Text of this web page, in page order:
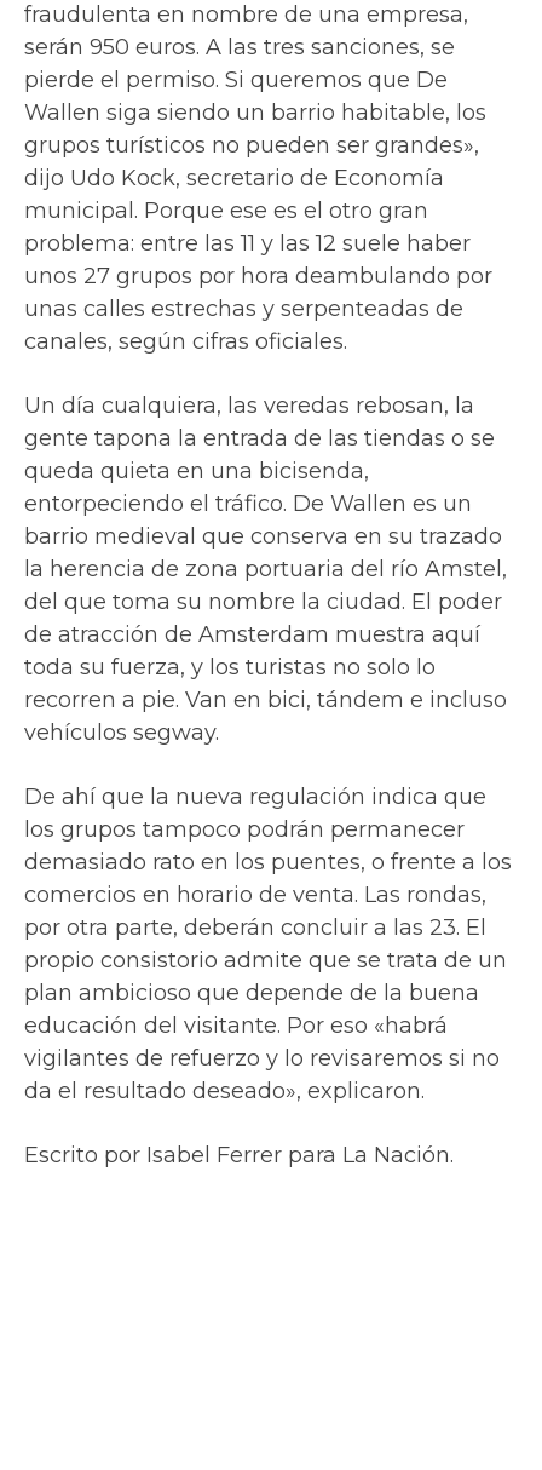
fraudulenta en nombre de una empresa,
serán 950 euros. A las tres sanciones, se
pierde el permiso. Si queremos que De
Wallen siga siendo un barrio habitable, los
grupos turísticos no pueden ser grandes»,
dijo Udo Kock, secretario de Economía
municipal. Porque ese es el otro gran
problema: entre las 11 y las 12 suele haber
unos 27 grupos por hora deambulando por
unas calles estrechas y serpenteadas de
canales, según cifras oficiales.
Un día cualquiera, las veredas rebosan, la
gente tapona la entrada de las tiendas o se
queda quieta en una bicisenda,
entorpeciendo el tráfico. De Wallen es un
barrio medieval que conserva en su trazado
la herencia de zona portuaria del río Amstel,
del que toma su nombre la ciudad. El poder
de atracción de Amsterdam muestra aquí
toda su fuerza, y los turistas no solo lo
recorren a pie. Van en bici, tándem e incluso
vehículos segway.
De ahí que la nueva regulación indica que
los grupos tampoco podrán permanecer
demasiado rato en los puentes, o frente a los
comercios en horario de venta. Las rondas,
por otra parte, deberán concluir a las 23. El
propio consistorio admite que se trata de un
plan ambicioso que depende de la buena
educación del visitante. Por eso «habrá
vigilantes de refuerzo y lo revisaremos si no
da el resultado deseado», explicaron.
Escrito por Isabel Ferrer para La Nación.